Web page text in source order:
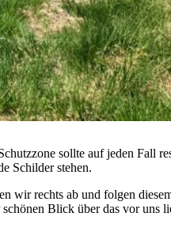
sollte auf jeden Fall
Schilder stehen.
wir rechts ab und folgen
Blick über das vor uns